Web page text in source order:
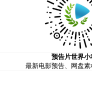
预告片世界小
最新电影预告、网盘